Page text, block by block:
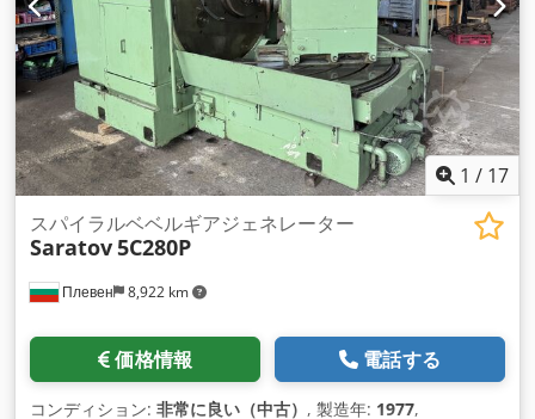
1 / 17
Плевен 8,922 km
スパイラルベベルギアジェネレーター
Saratov5C280P
価格情報 電話する
コンディション: 非常に良い（中古） , 製造年: 1977,